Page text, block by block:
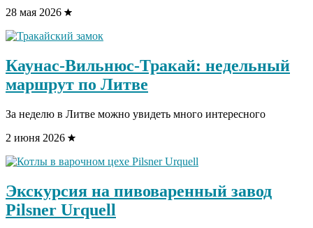
28 мая 2026
Каунас-Вильнюс-Тракай: недельный
маршрут по Литве
За неделю в Литве можно увидеть много интересного
2 июня 2026
Экскурсия на пивоваренный завод
Pilsner Urquell